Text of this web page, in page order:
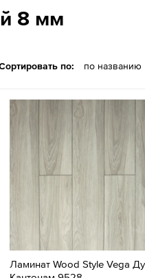
8 мм
по: по названию
Ламинат Wood Style Vega